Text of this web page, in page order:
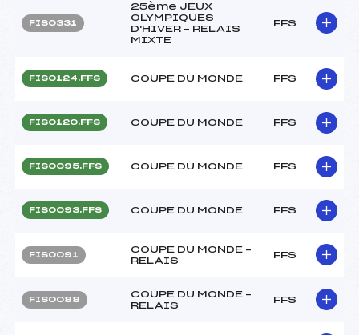
FIS0331
25ème JEUX
OLYMPIQUES
D'HIVER – RELAIS
MIXTE
FFS
FIS0124.FFS COUPE DU MONDE FFS
FIS0120.FFS COUPE DU MONDE FFS
FIS0095.FFS COUPE DU MONDE FFS
FIS0093.FFS COUPE DU MONDE FFS
FIS0091
COUPE DU MONDE –
RELAIS
FFS
FIS0088
COUPE DU MONDE –
RELAIS
FFS